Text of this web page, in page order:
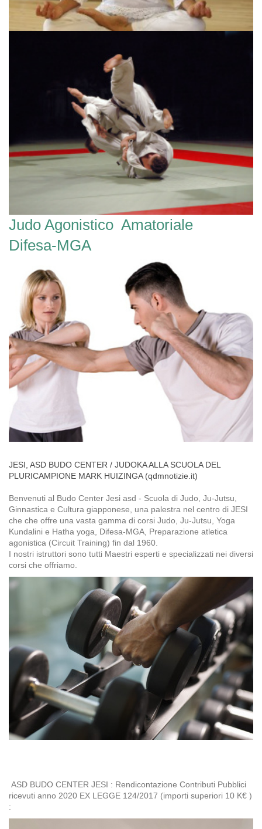
Judo Agonistico Amatoriale
Difesa-MGA
JESI, ASD BUDO CENTER / JUDOKA ALLA SCUOLA DEL
PLURICAMPIONE MARK HUIZINGA (qdmnotizie.it)
Benvenuti al Budo Center Jesi asd - Scuola di Judo, Ju-Jutsu,
Ginnastica e Cultura giapponese , una palestra nel centro di JESI
che che offre una vasta gamma di corsi Judo, Ju-Jutsu, Yoga
Kundalini e Hatha yoga, Difesa-MGA, Preparazione atletica
agonistica (Circuit Training) fin dal 1960.
I nostri istruttori sono tutti Maestri esperti e specializzati nei diversi
corsi che offriamo.
ASD BUDO CENTER JESI : Rendicontazione Contributi Pubblici
ricevuti anno 2020 EX LEGGE 124/2017 (importi superiori 10 K€ )
: